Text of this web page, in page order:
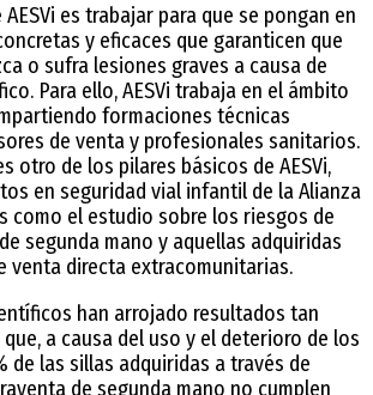
es trabajar para que se pongan en
y eficaces que garanticen que
o sufra lesiones graves a causa de
Para ello, AESVi trabaja en el ámbito
formaciones técnicas
de venta y profesionales sanitarios.
otro de los pilares básicos de AESVi,
en seguridad vial infantil de la Alianza
como el estudio sobre los riesgos de
segunda mano y aquellas adquiridas
venta directa extracomunitarias.
han arrojado resultados tan
a causa del uso y el deterioro de los
de las sillas adquiridas a través de
de segunda mano no cumplen